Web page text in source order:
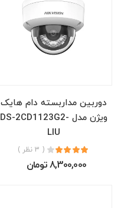
دوربین مداربسته دام هایک
ویژن مدل DS-2CD1123G2-
LIU
( 3 نظر )
8,300,000 تومان